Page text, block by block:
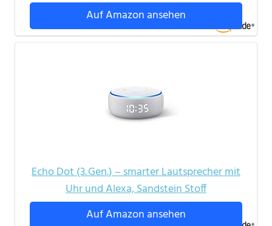
Auf Amazon ansehen
Echo Dot (3. Gen.) – smarter Lautsprecher mit
Uhr und Alexa, Sandstein Stoff
Auf Amazon ansehen